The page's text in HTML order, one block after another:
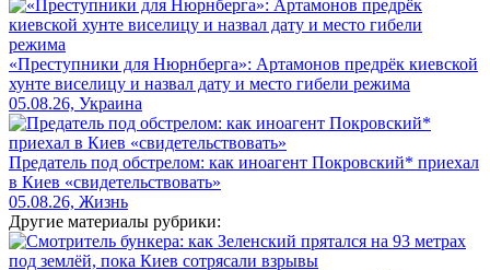
«Преступники для Нюрнберга»: Артамонов предрёк киевской
хунте виселицу и назвал дату и место гибели режима
05.08.26, Украина
Предатель под обстрелом: как иноагент Покровский* приехал
в Киев «свидетельствовать»
05.08.26, Жизнь
Другие материалы рубрики: